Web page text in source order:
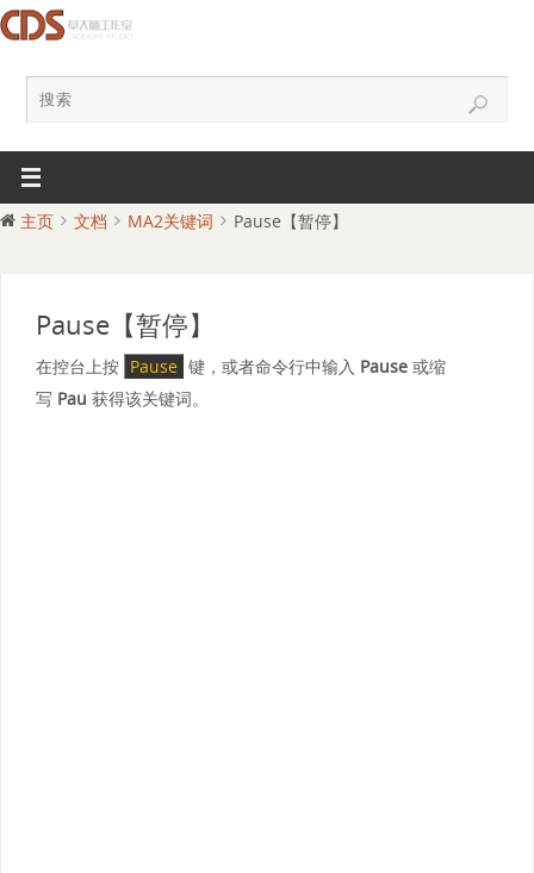
主页 文档 MA2关键词 Pause【暂停】
Pause【暂停】
在控台上按 Pause 键，或者命令行中输入 Pause或缩
写 Pau 获得该关键词。